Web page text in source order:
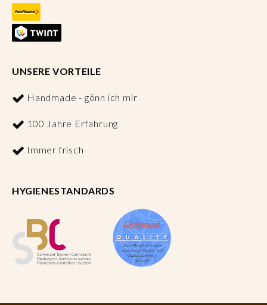
UNSERE VORTEILE
Handmade - gönn ich mir
100 Jahre Erfahrung
Immer frisch
HYGIENESTANDARDS